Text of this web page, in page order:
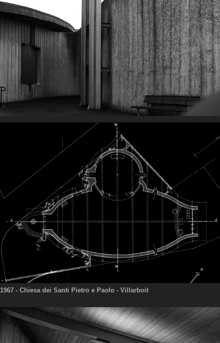
1967 - Chiesa dei Santi Pietro e Paolo - Villarboit